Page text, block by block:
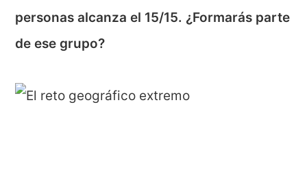
personas alcanza el 15/15. ¿Formarás parte
de ese grupo?